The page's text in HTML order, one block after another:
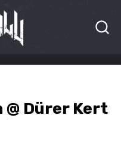
@ Dürer Kert